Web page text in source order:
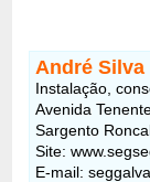
André Silva
Instalação,
Avenida
Sargento
Site:
E-mail: